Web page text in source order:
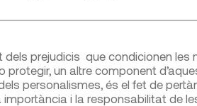
dels prejudicis que condicionen
protegir, un altre component
personalismes, és el fet de
importància i la responsabilitat de